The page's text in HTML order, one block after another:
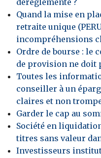
Quand la mise en
retraite unique
incompréhensions
Ordre de bourse : le
de provision ne doit
Toutes les
conseiller à un
claires et non
Garder le cap au
Société en
titres sans valeur
Investisseurs